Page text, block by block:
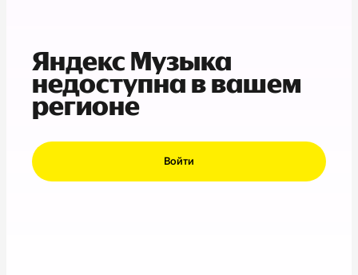
Яндекс Музыка
недоступна в вашем
регионе
Войти